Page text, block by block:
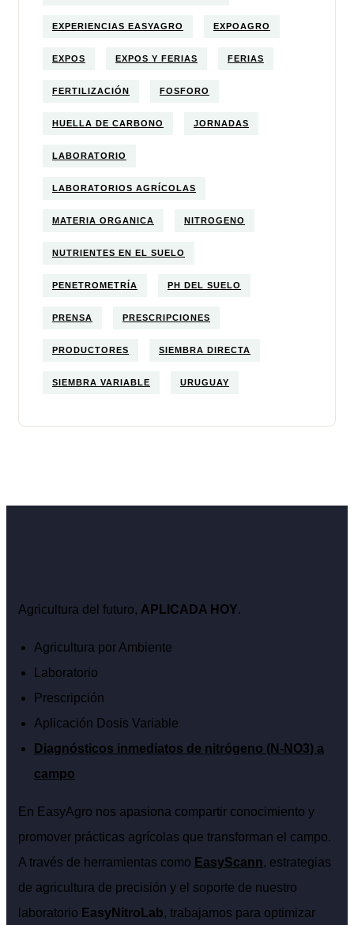
EXPERIENCIAS EASYAGRO EXPOAGRO
EXPOS EXPOS Y FERIAS FERIAS
FERTILIZACIÓN FOSFORO
HUELLA DE CARBONO JORNADAS
LABORATORIO
LABORATORIOS AGRÍCOLAS
MATERIA ORGANICA NITROGENO
NUTRIENTES EN EL SUELO
PENETROMETRÍA PH DEL SUELO
PRENSA PRESCRIPCIONES
PRODUCTORES SIEMBRA DIRECTA
SIEMBRA VARIABLE URUGUAY
Agricultura del futuro, APLICADA HOY.
Agricultura por Ambiente
Laboratorio
Prescripción
Aplicación Dosis Variable
Diagnósticos inmediatos de nitrógeno (N-NO3) a
campo
En EasyAgro nos apasiona compartir conocimiento y
promover prácticas agrícolas que transforman el campo.
A través de herramientas como EasyScann, estrategias
de agricultura de precisión y el soporte de nuestro
laboratorio EasyNitroLab, trabajamos para optimizar